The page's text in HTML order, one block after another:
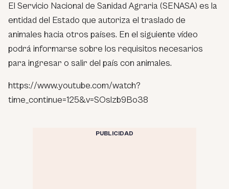
El Servicio Nacional de Sanidad Agraria (SENASA) es la
entidad del Estado que autoriza el traslado de
animales hacia otros países. En el siguiente vídeo
podrá informarse sobre los requisitos necesarios
para ingresar o salir del país con animales.
https://www.youtube.com/watch?
time_continue=125&v=SOslzb9Bo38
PUBLICIDAD